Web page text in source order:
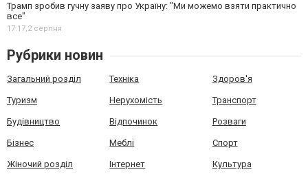
Трамп зробив гучну заяву про Україну: "Ми можемо взяти практично
все"
17:17,2 серпня
Рубрики новин
Загальний розділ Техніка Здоров'я
Туризм Нерухомість Транспорт
Будівництво Відпочинок Розваги
Бізнес Меблі Спорт
Жіночий розділ Інтернет Культура